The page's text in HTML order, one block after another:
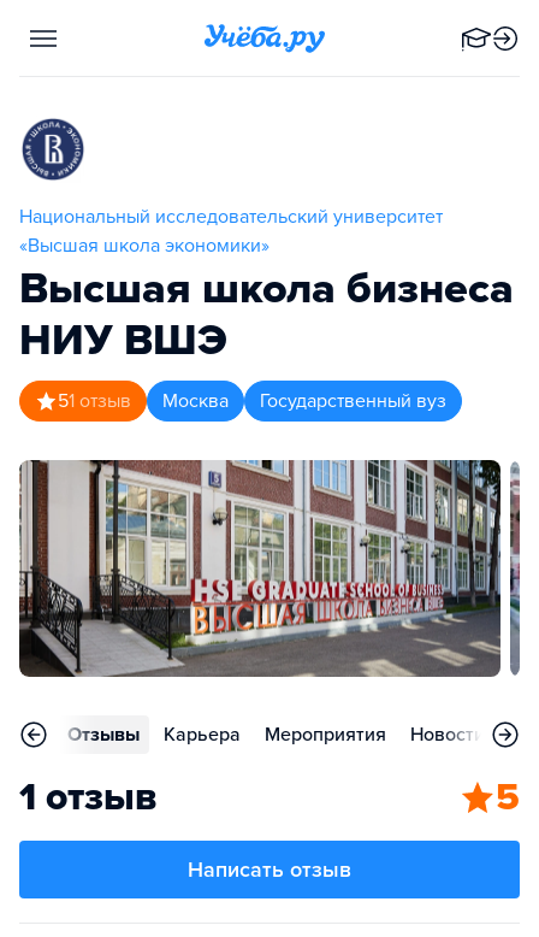
Национальный исследовательский университет
«Высшая школа экономики»
Высшая школа бизнеса
НИУ ВШЭ
51 отзыв Москва Государственный вуз
Отзывы Карьера Мероприятия Новости
1 отзыв 5
Написать отзыв